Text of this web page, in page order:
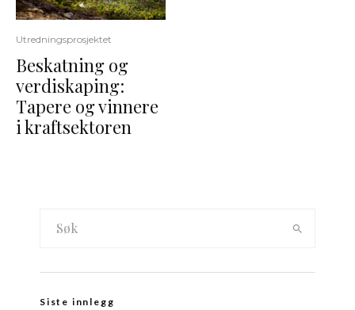
Utredningsprosjektet
Beskatning og
verdiskaping:
Tapere og vinnere
i kraftsektoren
Siste innlegg